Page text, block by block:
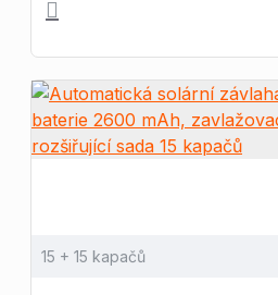
15 + 15 kapačů